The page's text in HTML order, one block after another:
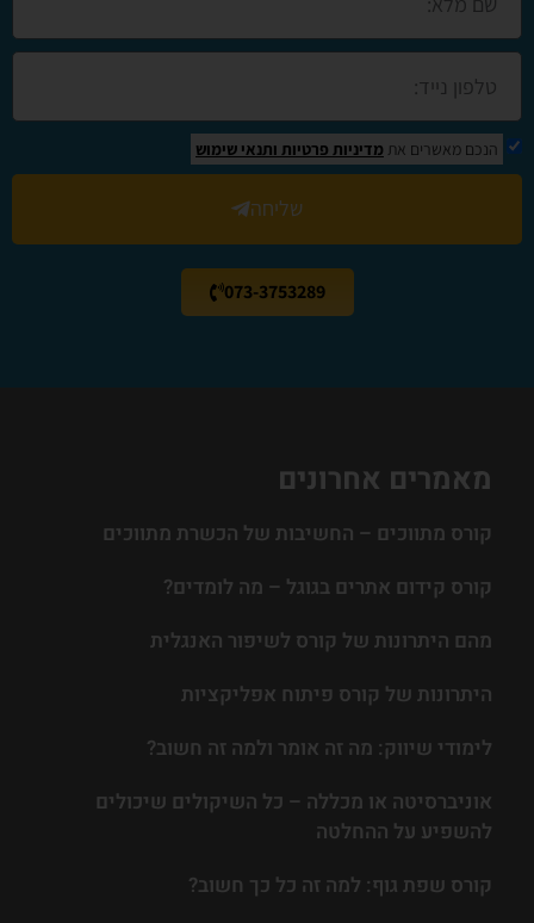
הנכם מאשרים את מדיניות פרטיות ותנאי שימוש
שליחה
073-3753289
מאמרים אחרונים
קורס מתווכים – החשיבות של הכשרת מתווכים
קורס קידום אתרים בגוגל – מה לומדים?
מהם היתרונות של קורס לשיפור האנגלית
היתרונות של קורס פיתוח אפליקציות
לימודי שיווק: מה זה אומר ולמה זה חשוב?
אוניברסיטה או מכללה – כל השיקולים שיכולים
להשפיע על ההחלטה
קורס שפת גוף: למה זה כל כך חשוב?